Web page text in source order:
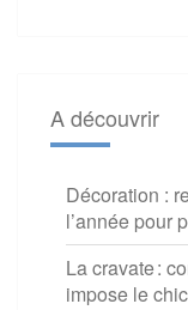
A découvrir
Décoration :
l’année pour
La cravate :
impose le